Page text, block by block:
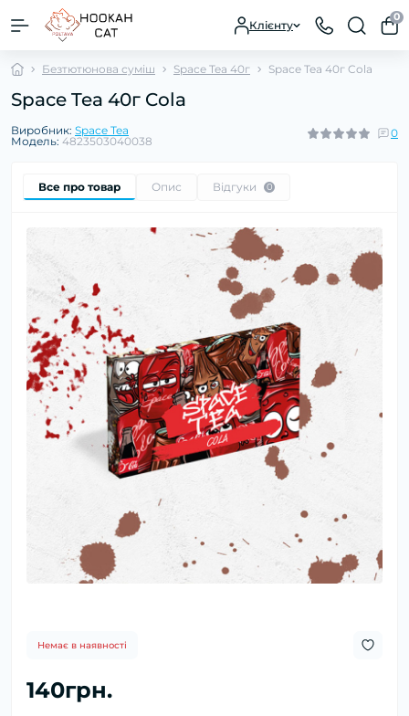
Клієнту
0
Безтютюнова суміш Space Tea 40г Space Tea 40г Cola
Space Tea 40г Cola
Виробник: Space Tea
Модель: 4823503040038
0
Все про товар Опис Відгуки 0
Немає в наявності
140грн.